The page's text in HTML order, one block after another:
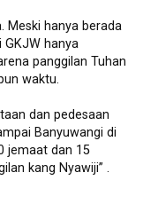
Meski hanya berada
hanya
panggilan Tuhan
waktu.
dan pedesaan
Banyuwangi di
jemaat dan 15
kang Nyawiji” .